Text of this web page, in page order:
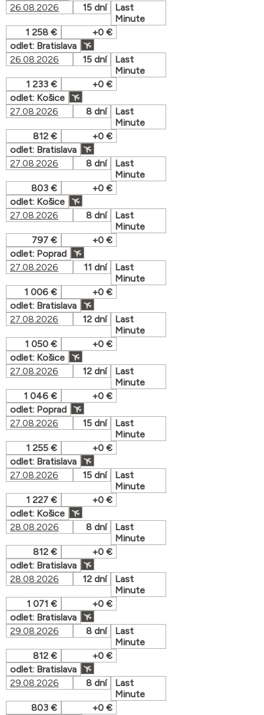
26.08.2026
15 dní
Last
Minute
1 258 €
+0 €
odlet: Bratislava
26.08.2026
15 dní
Last
Minute
1 233 €
+0 €
odlet: Košice
27.08.2026
8 dní
Last
Minute
812 €
+0 €
odlet: Bratislava
27.08.2026
8 dní
Last
Minute
803 €
+0 €
odlet: Košice
27.08.2026
8 dní
Last
Minute
797 €
+0 €
odlet: Poprad
27.08.2026
11 dní
Last
Minute
1 006 €
+0 €
odlet: Bratislava
27.08.2026
12 dní
Last
Minute
1 050 €
+0 €
odlet: Košice
27.08.2026
12 dní
Last
Minute
1 046 €
+0 €
odlet: Poprad
27.08.2026
15 dní
Last
Minute
1 255 €
+0 €
odlet: Bratislava
27.08.2026
15 dní
Last
Minute
1 227 €
+0 €
odlet: Košice
28.08.2026
8 dní
Last
Minute
812 €
+0 €
odlet: Bratislava
28.08.2026
12 dní
Last
Minute
1 071 €
+0 €
odlet: Bratislava
29.08.2026
8 dní
Last
Minute
812 €
+0 €
odlet: Bratislava
29.08.2026
8 dní
Last
Minute
803 €
+0 €